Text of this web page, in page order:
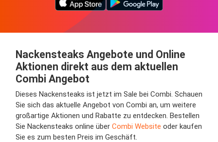
Nackensteaks Angebote und Online
Aktionen direkt aus dem aktuellen
Combi Angebot
Dieses Nackensteaks ist jetzt im Sale bei Combi. Schauen
Sie sich das aktuelle Angebot von Combi an, um weitere
großartige Aktionen und Rabatte zu entdecken. Bestellen
Sie Nackensteaks online über Combi Website oder kaufen
Sie es zum besten Preis im Geschäft.